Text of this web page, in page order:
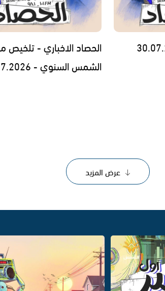
الحصاد الاخباري - تلخيص
الشمس السنوي - 29.07.2026
عرض المزيد